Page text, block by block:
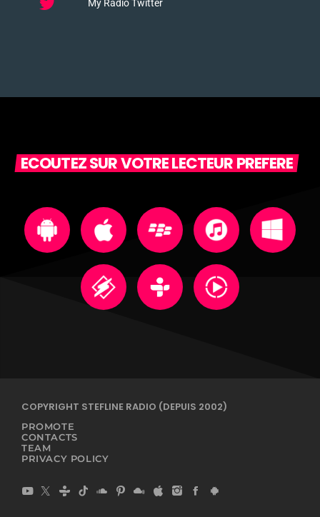
My Radio Twitter
ECOUTEZ SUR VOTRE LECTEUR PREFERE
COPYRIGHT STEFLINE RADIO (DEPUIS 2002)
PROMOTE
CONTACTS
TEAM
PRIVACY POLICY